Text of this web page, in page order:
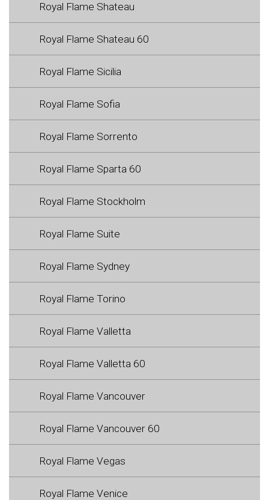
Royal Flame Shateau
Royal Flame Shateau 60
Royal Flame Sicilia
Royal Flame Sofia
Royal Flame Sorrento
Royal Flame Sparta 60
Royal Flame Stockholm
Royal Flame Suite
Royal Flame Sydney
Royal Flame Torino
Royal Flame Valletta
Royal Flame Valletta 60
Royal Flame Vancouver
Royal Flame Vancouver 60
Royal Flame Vegas
Royal Flame Venice